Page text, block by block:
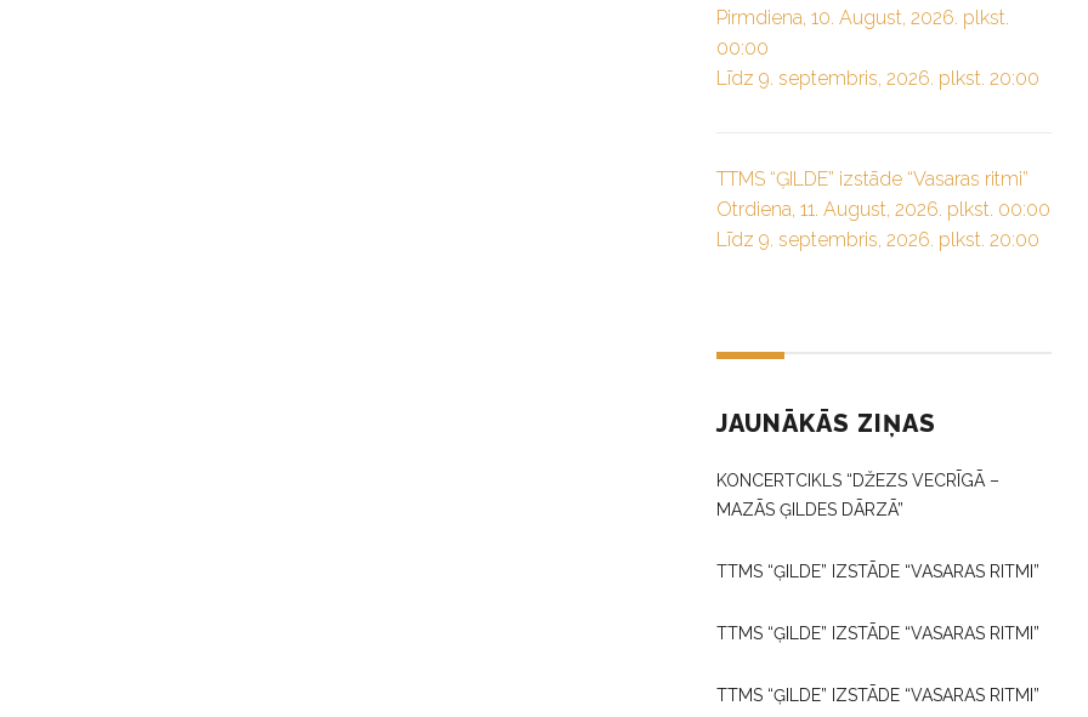
Pirmdiena, 10. August, 2026. plkst.
00:00
Līdz 9. septembris, 2026. plkst. 20:00
TTMS “ĢILDE” izstāde “Vasaras ritmi”
Otrdiena, 11. August, 2026. plkst. 00:00
Līdz 9. septembris, 2026. plkst. 20:00
JAUNĀKĀS ZIŅAS
KONCERTCIKLS “DŽEZS VECRĪGĀ –
MAZĀS ĢILDES DĀRZĀ”
TTMS “ĢILDE” IZSTĀDE “VASARAS RITMI”
TTMS “ĢILDE” IZSTĀDE “VASARAS RITMI”
TTMS “ĢILDE” IZSTĀDE “VASARAS RITMI”